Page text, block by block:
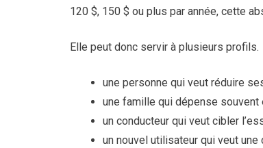
120 $, 150 $ ou plus par année, cette
Elle peut donc servir à plusieurs profils.
une personne qui veut réduire
une famille qui dépense souvent
un conducteur qui veut cibler
un nouvel utilisateur qui veut